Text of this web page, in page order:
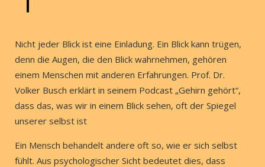
Nicht jeder Blick ist eine Einladung. Ein Blick kann trügen,
denn die Augen, die den Blick wahrnehmen, gehören
einem Menschen mit anderen Erfahrungen. Prof. Dr.
Volker Busch erklärt in seinem Podcast „Gehirn gehört“,
dass das, was wir in einem Blick sehen, oft der Spiegel
unserer selbst ist
Ein Mensch behandelt andere oft so, wie er sich selbst
fühlt. Aus psychologischer Sicht bedeutet dies, dass